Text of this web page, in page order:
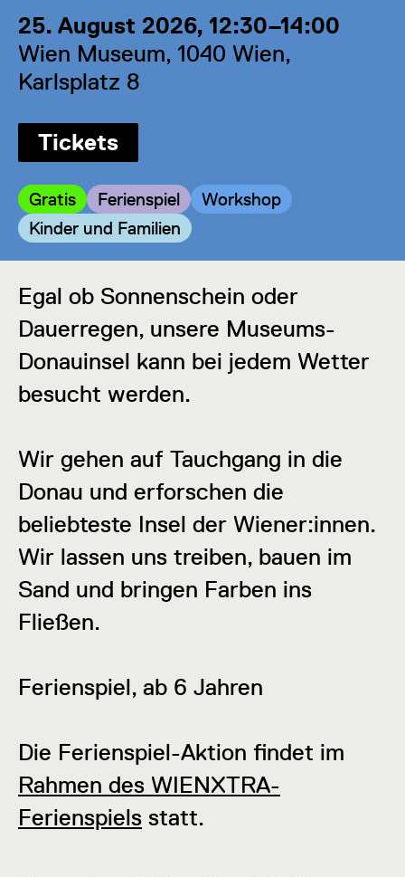
25. August 2026, 12:30–14:00
Wien Museum, 1040 Wien,
Karlsplatz 8
Tickets
Kategorie:
Gratis Kategorie:
Ferienspiel Kategorie:
Workshop
Kategorie:
Kinder und Familien
Egal ob Sonnenschein oder
Dauerregen, unsere Museums-
Donauinsel kann bei jedem Wetter
besucht werden.
Wir gehen auf Tauchgang in die
Donau und erforschen die
beliebteste Insel der Wiener:innen.
Wir lassen uns treiben, bauen im
Sand und bringen Farben ins
Fließen.
Ferienspiel, ab 6 Jahren
Die Ferienspiel-Aktion findet im
Rahmen des WIENXTRA-
Ferienspiels statt.